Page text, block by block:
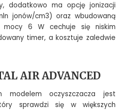
dodatkowo ma opcję jonizacji
jonów/cm3) oraz wbudowaną
mocy 6 W cechuje się niskim
timer, a kosztuje zaledwie
AIR ADVANCED
modelem oczyszczacza jest
sprawdzi się w większych